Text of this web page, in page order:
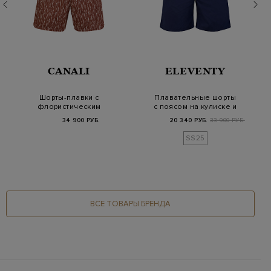
CANALI
Шорты-плавки с
флористическим
34 900 РУБ.
ELEVENTY
Плавательные шорты
с поясом на кулиске и
20 340 РУБ. 33 900 РУБ.
SS25
ВСЕ ТОВАРЫ БРЕНДА